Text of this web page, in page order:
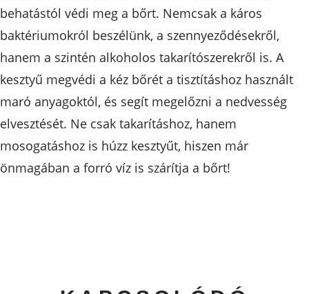
behatástól védi meg a bőrt. Nemcsak a káros
baktériumokról beszélünk, a szennyeződésekről,
hanem a szintén alkoholos takarítószerekről is. A
kesztyű megvédi a kéz bőrét a tisztításhoz használt
maró anyagoktól, és segít megelőzni a nedvesség
elvesztését. Ne csak takarításhoz, hanem
mosogatáshoz is húzz kesztyűt, hiszen már
önmagában a forró víz is szárítja a bőrt!